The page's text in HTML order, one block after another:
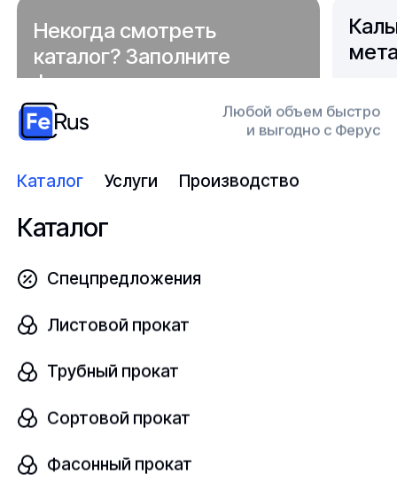
Любой объем быстро
и выгодно с Ферус
Каталог Услуги Производство
Каталог
Спецпредложения
Листовой прокат
Трубный прокат
Сортовой прокат
Фасонный прокат
Некогда смотреть
каталог? Заполните
форму,
мы перезвоним вам через
15 минут
Заполнить форму
предприятие, осуществляющее деятельность на